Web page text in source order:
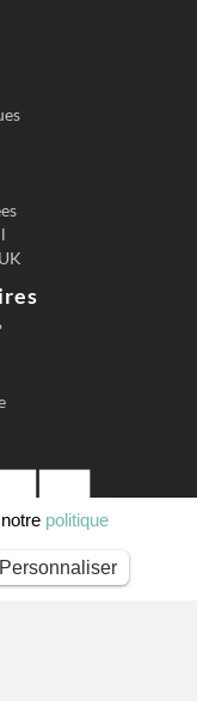
politique
Personnaliser